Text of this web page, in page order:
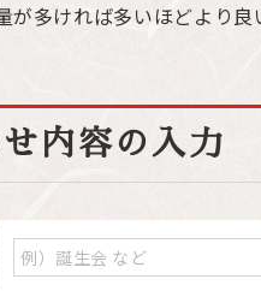
多ければ多いほどより
内容の入力